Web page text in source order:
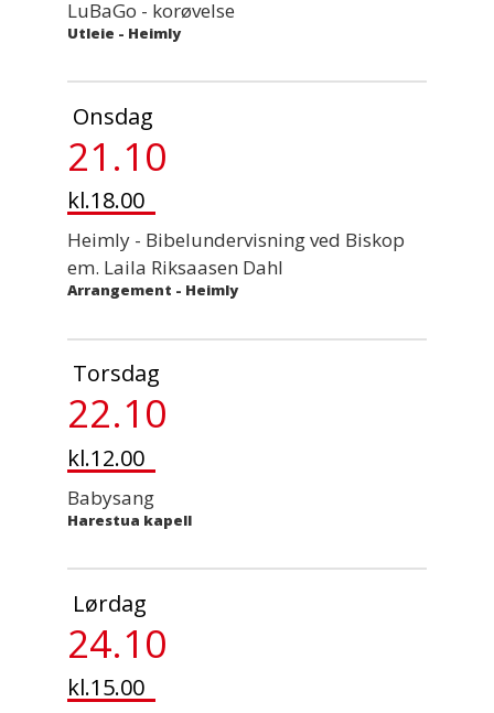
LuBaGo - korøvelse
Utleie - Heimly
Onsdag
21.10
kl.18.00
Heimly - Bibelundervisning ved Biskop
em. Laila Riksaasen Dahl
Arrangement - Heimly
Torsdag
22.10
kl.12.00
Babysang
Harestua kapell
Lørdag
24.10
kl.15.00